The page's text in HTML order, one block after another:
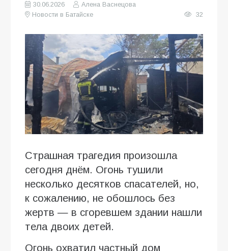
30.06.2026
Алена Васнецова
Новости в Батайске
32
Страшная трагедия произошла
сегодня днём. Огонь тушили
несколько десятков спасателей, но,
к сожалению, не обошлось без
жертв — в сгоревшем здании нашли
тела двоих детей.
Огонь охватил частный дом